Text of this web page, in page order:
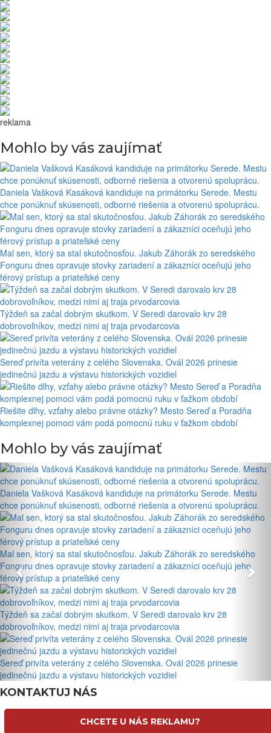
reklama
Mohlo by vás zaujímať
Daniela Vašková Kasáková kandiduje na primátorku Serede. Mestu
chce ponúknuť skúsenosti, odborné riešenia a otvorenú spoluprácu.
Mal sen, ktorý sa stal skutočnosťou. Jakub Záhorák zo seredského
Fonguru dnes opravuje stovky zariadení a zákazníci oceňujú jeho
férový prístup a priateľské ceny
Týždeň sa začal dobrým skutkom. V Seredi darovalo krv 28
dobrovoľníkov, medzi nimi aj traja prvodarcovia
Sereď privíta veterány z celého Slovenska. Ovál 2026 prinesie
jedinečnú jazdu a výstavu historických vozidiel
Riešite dlhy, vzťahy alebo právne otázky? Mesto Sereď a Poradňa
komplexnej pomoci vám podá pomocnú ruku v ťažkom období
Mohlo by vás zaujímať
Daniela Vašková Kasáková kandiduje na primátorku Serede. Mestu
chce ponúknuť skúsenosti, odborné riešenia a otvorenú spoluprácu.
Mal sen, ktorý sa stal skutočnosťou. Jakub Záhorák zo seredského
Fonguru dnes opravuje stovky zariadení a zákazníci oceňujú jeho
férový prístup a priateľské ceny
Týždeň sa začal dobrým skutkom. V Seredi darovalo krv 28
dobrovoľníkov, medzi nimi aj traja prvodarcovia
Sereď privíta veterány z celého Slovenska. Ovál 2026 prinesie
jedinečnú jazdu a výstavu historických vozidiel
KONTAKTUJ NÁS
CHCETE U NÁS REKLAMU?